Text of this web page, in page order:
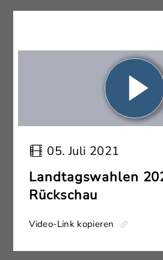
05. Juli 2021
Landtagswahlen
Rückschau
Video-Link kopieren